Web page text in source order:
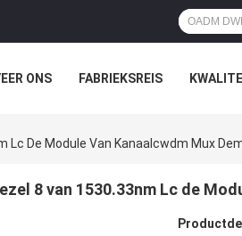
ONS FABRIEKSREIS
Lc De Module Van Kanaalcwdm Mux
8 van 1530.33nm Lc de